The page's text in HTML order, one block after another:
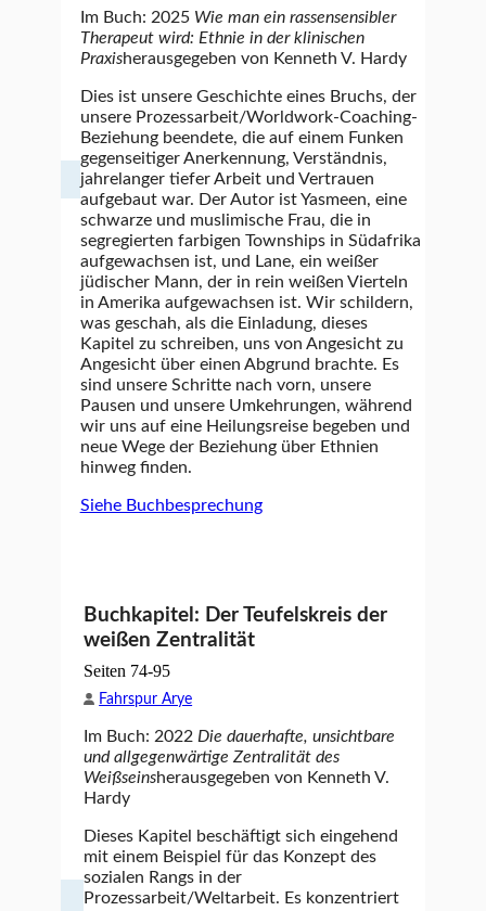
Im Buch: 2025 Wie man ein rassensensibler
Therapeut wird: Ethnie in der klinischen
Praxisherausgegeben von Kenneth V. Hardy
Dies ist unsere Geschichte eines Bruchs, der
unsere Prozessarbeit/Worldwork-Coaching-
Beziehung beendete, die auf einem Funken
gegenseitiger Anerkennung, Verständnis,
jahrelanger tiefer Arbeit und Vertrauen
aufgebaut war. Der Autor ist Yasmeen, eine
schwarze und muslimische Frau, die in
segregierten farbigen Townships in Südafrika
aufgewachsen ist, und Lane, ein weißer
jüdischer Mann, der in rein weißen Vierteln
in Amerika aufgewachsen ist. Wir schildern,
was geschah, als die Einladung, dieses
Kapitel zu schreiben, uns von Angesicht zu
Angesicht über einen Abgrund brachte. Es
sind unsere Schritte nach vorn, unsere
Pausen und unsere Umkehrungen, während
wir uns auf eine Heilungsreise begeben und
neue Wege der Beziehung über Ethnien
hinweg finden.
Siehe Buchbesprechung
Buchkapitel: Der Teufelskreis der
weißen Zentralität
Seiten 74-95
Fahrspur Arye
Im Buch: 2022 Die dauerhafte, unsichtbare
und allgegenwärtige Zentralität des
Weißseinsherausgegeben von Kenneth V.
Hardy
Dieses Kapitel beschäftigt sich eingehend
mit einem Beispiel für das Konzept des
sozialen Rangs in der
Prozessarbeit/Weltarbeit. Es konzentriert